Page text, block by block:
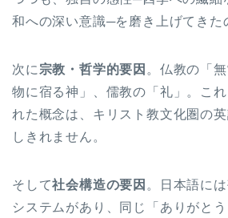
和への深い意識─を磨き上げてきた
次に 宗教・哲学的要因 。仏教の「
物に宿る神」、儒教の「礼」。こ
れた概念は、キリスト教文化圏の
しきれません。
そして社会構造の要因 。日本語に
システムがあり、同じ「ありがと